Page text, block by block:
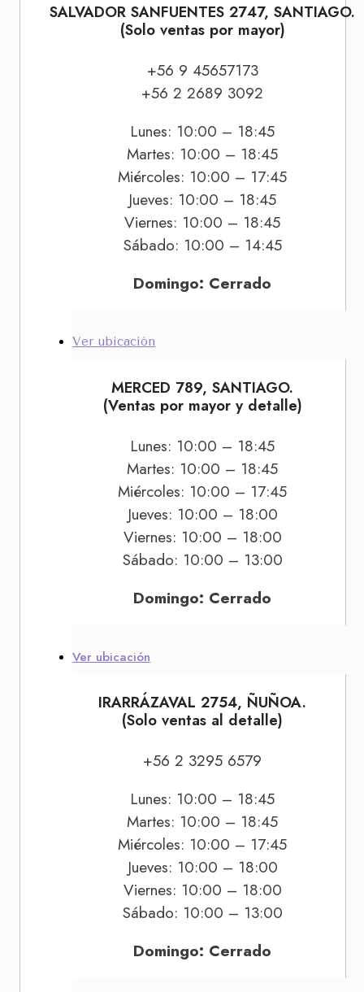
SALVADOR SANFUENTES 2747, SANTIAGO.
(Solo ventas por mayor)
+56 9 45657173
+56 2 2689 3092
Lunes: 10:00 – 18:45
Martes: 10:00 – 18:45
Miércoles: 10:00 – 17:45
Jueves: 10:00 – 18:45
Viernes: 10:00 – 18:45
Sábado: 10:00 – 14:45
Domingo: Cerrado
Ver ubicación
MERCED 789, SANTIAGO.
(Ventas por mayor y detalle)
Lunes: 10:00 – 18:45
Martes: 10:00 – 18:45
Miércoles: 10:00 – 17:45
Jueves: 10:00 – 18:00
Viernes: 10:00 – 18:00
Sábado: 10:00 – 13:00
Domingo: Cerrado
Ver ubicación
IRARRÁZAVAL 2754, ÑUÑOA.
(Solo ventas al detalle)
+56 2 3295 6579
Lunes: 10:00 – 18:45
Martes: 10:00 – 18:45
Miércoles: 10:00 – 17:45
Jueves: 10:00 – 18:00
Viernes: 10:00 – 18:00
Sábado: 10:00 – 13:00
Domingo: Cerrado